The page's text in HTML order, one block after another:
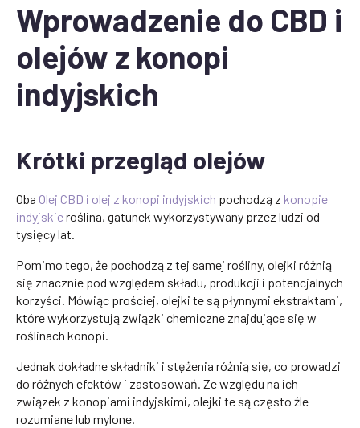
Wprowadzenie do CBD i
olejów z konopi
indyjskich
Krótki przegląd olejów
Oba Olej CBD i olej z konopi indyjskich pochodzą z konopie
indyjskieroślina, gatunek wykorzystywany przez ludzi od
tysięcy lat.
Pomimo tego, że pochodzą z tej samej rośliny, olejki różnią
się znacznie pod względem składu, produkcji i potencjalnych
korzyści. Mówiąc prościej, olejki te są płynnymi ekstraktami,
które wykorzystują związki chemiczne znajdujące się w
roślinach konopi.
Jednak dokładne składniki i stężenia różnią się, co prowadzi
do różnych efektów i zastosowań. Ze względu na ich
związek z konopiami indyjskimi, olejki te są często źle
rozumiane lub mylone.